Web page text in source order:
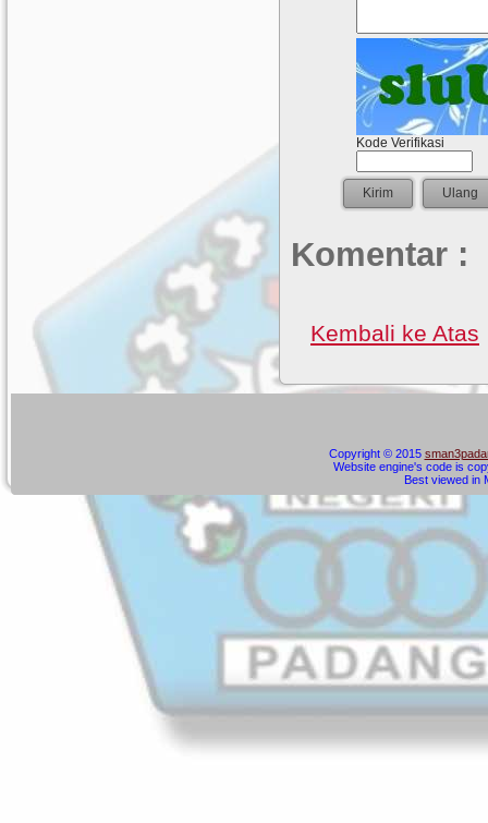
Kode Verifikasi
Komentar :
Kembali ke Atas
Copyright © 2015
Website engine's code is
Best viewed in